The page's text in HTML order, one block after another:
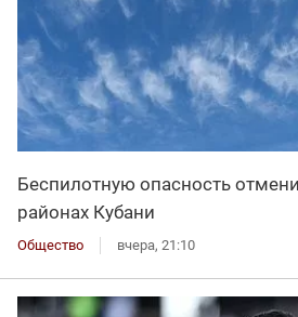
Беспилотную опасность
районах Кубани
Общество вчера, 21:10